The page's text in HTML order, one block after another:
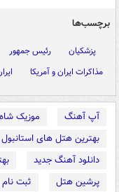
برچسب‌ها
پزشکیان رئیس جمهور
مذاکرات ایران و آمریکا
آپ آهنگ موزیک شاه
بهترین هتل های استانبول
دانلود آهنگ جدید
پرشین هتل
ثبت نام